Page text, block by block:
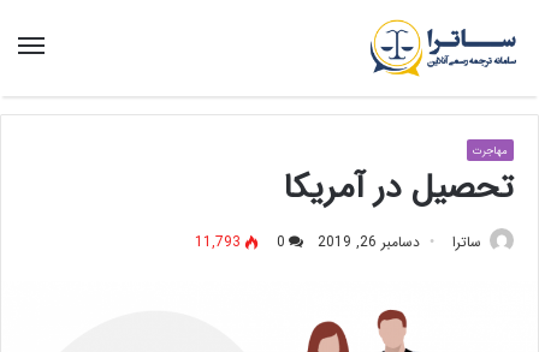
منو
مهاجرت
تحصیل در آمریکا
ساترا دسامبر 26, 2019 0
11,793